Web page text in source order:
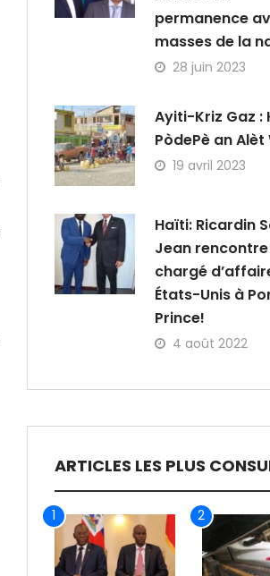
permanence
masses de la
28 juin 2023
Ayiti-Kriz Gaz :
PòdePè an Alèt
19 avril 2023
Haïti: Ricardin
Jean
chargé
États-Unis à
Prince!
4 août 2022
ARTICLES LES PLUS
1 2